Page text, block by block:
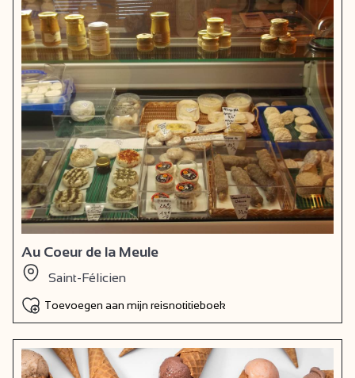
Au Coeur de la Meule
Saint-Félicien
Toevoegen aan mijn reisnotitieboek